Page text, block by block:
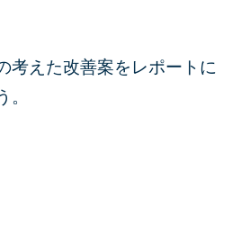
考えた改善案をレポートに
。